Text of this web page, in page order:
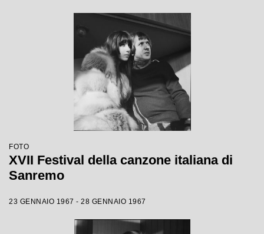
FOTO
XVII Festival della canzone italiana di
Sanremo
23 GENNAIO 1967 - 28 GENNAIO 1967